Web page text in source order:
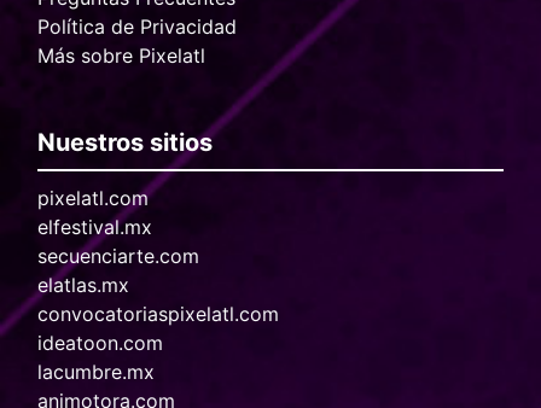
Política de Privacidad
Más sobre Pixelatl
Nuestros sitios
pixelatl.com
elfestival.mx
secuenciarte.com
elatlas.mx
convocatoriaspixelatl.com
ideatoon.com
lacumbre.mx
animotora.com